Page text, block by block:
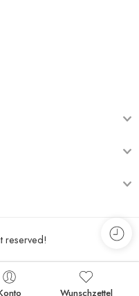
reserved!
Wunschzettel